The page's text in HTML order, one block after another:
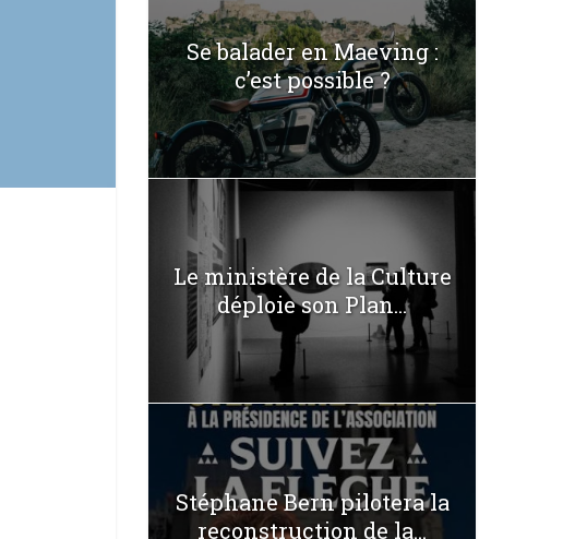
Se balader en Maeving :
c’est possible ?
Le ministère de la Culture
déploie son Plan...
Stéphane Bern pilotera la
reconstruction de la...